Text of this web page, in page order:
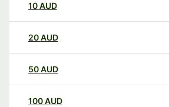
10AUD
20AUD
50AUD
100AUD